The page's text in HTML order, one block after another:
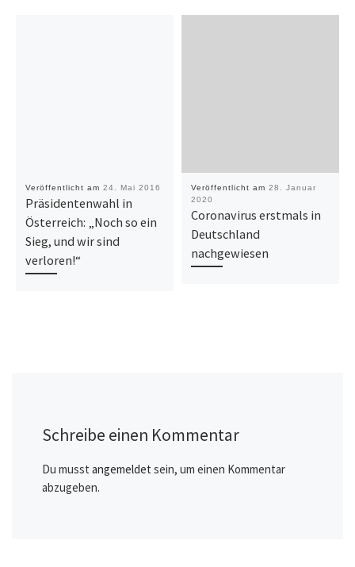
Veröffentlicht am 24. Mai 2016
Präsidentenwahl in
Österreich: „Noch so ein
Sieg, und wir sind
verloren!“
Veröffentlicht am 28. Januar
2020
Coronavirus erstmals in
Deutschland
nachgewiesen
Schreibe einen Kommentar
Du musst angemeldet sein, um einen Kommentar
abzugeben.